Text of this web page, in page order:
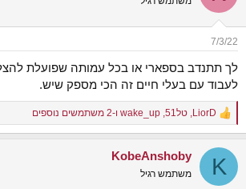
i
s
:
7/3/22
לך תתנדב בספארי או בכל עמותה שפועלת
לעבוד עם בעלי חיים זה הכי מספק שיש.
R
e
c
i
LiorD
, טל51 ,
wake_up ו-2 משתמשים נוספים
K
KobeAnshoby
משתמש רגיל